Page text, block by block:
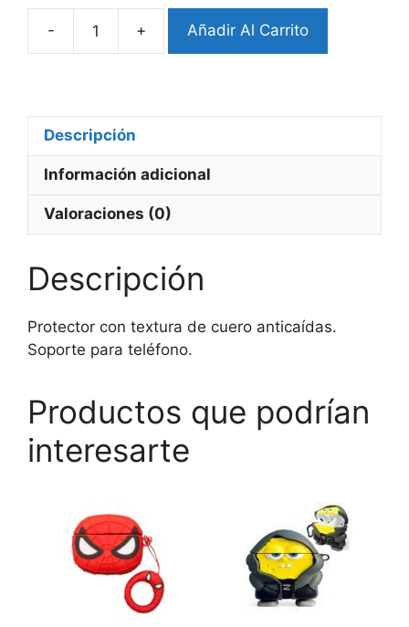
-
Case
Cuero
Anti
cantidad
+ Añadir Al Carrito
Descripción
Información adicional
Valoraciones (0)
Descripción
Protector con textura de cuero anticaídas.
Soporte para teléfono.
Productos que podrían
interesarte